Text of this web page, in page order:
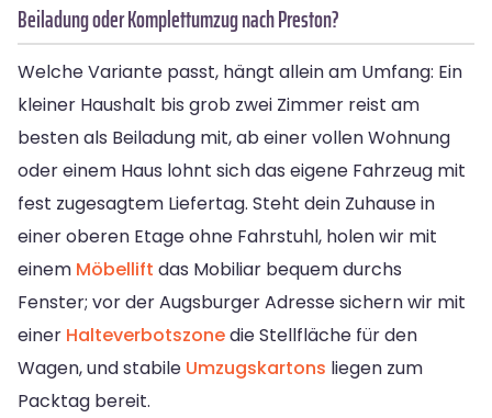
Beiladung oder Komplettumzug nach Preston?
Welche Variante passt, hängt allein am Umfang: Ein
kleiner Haushalt bis grob zwei Zimmer reist am
besten als Beiladung mit, ab einer vollen Wohnung
oder einem Haus lohnt sich das eigene Fahrzeug mit
fest zugesagtem Liefertag. Steht dein Zuhause in
einer oberen Etage ohne Fahrstuhl, holen wir mit
einem Möbellift das Mobiliar bequem durchs
Fenster; vor der Augsburger Adresse sichern wir mit
einer Halteverbotszonedie Stellfläche für den
Wagen, und stabile Umzugskartons liegen zum
Packtag bereit.